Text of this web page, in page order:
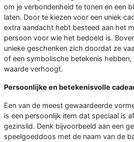
om je verbondenheid te tonen en een
laten. Door te kiezen voor een uniek
extra aandacht hebt besteed aan het
persoon voor wie het bedoeld is.
unieke geschenken zich doordat ze
of een symbolische betekenis
waarde verhoogt.
Persoonlijke en betekenisvolle
Een van de meest gewaardeerde
is een persoonlijk item dat speciaal is
gezinslid. Denk bijvoorbeeld aan een
speelgoeddoos met de naam van de